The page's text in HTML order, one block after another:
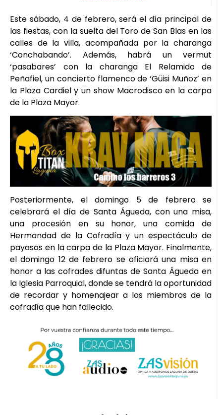
Este sábado, 4 de febrero, será el día principal de
las fiestas, con la suelta del Toro de San Blas en las
calles de la villa, acompañada por la charanga
‘Conchabando’. Además, habrá un vermut
‘pasabares’ con la charanga El Relamido de
Peñafiel, un concierto flamenco de ‘Güisi Muñoz’ en
la Plaza Cardiel y un show Macrodisco en la carpa
de la Plaza Mayor.
Posteriormente, el domingo 5 de febrero se
celebrará el día de Santa Águeda, con una misa,
una procesión en su honor, una comida de
Hermandad de la Cofradía y un espectáculo de
payasos en la carpa de la Plaza Mayor. Finalmente,
el domingo 12 de febrero se oficiará una misa en
honor a las cofrades difuntas de Santa Águeda en
la Iglesia Parroquial, donde se tendrá la oportunidad
de recordar y homenajear a los miembros de la
cofradía que han fallecido.